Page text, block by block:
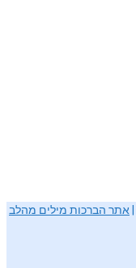
אתר הברכות מילים מהלב